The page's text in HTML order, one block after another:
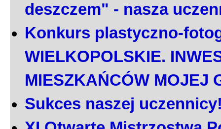
deszczem" - nasza
Konkurs plastyczno-
WIELKOPOLSKIE.
MIESZKAŃCÓW MOJEJ
Sukces naszej